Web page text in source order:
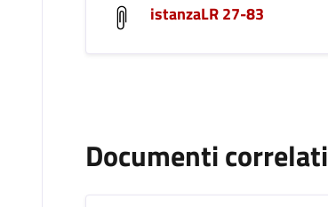
istanzaLR 27-83
Documenti correlati